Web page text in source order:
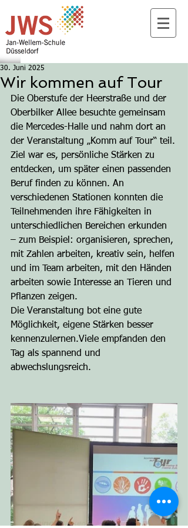
Wir kommen auf Tour
30. Juni 2025
Die Oberstufe der Heerstraße und der
Oberbilker Allee besuchte gemeinsam
die Mercedes-Halle und nahm dort an
der Veranstaltung „Komm auf Tour“ teil.
Ziel war es, persönliche Stärken zu
entdecken, um später einen passenden
Beruf finden zu können. An
verschiedenen Stationen konnten die
Teilnehmenden ihre Fähigkeiten in
unterschiedlichen Bereichen erkunden
– zum Beispiel: organisieren, sprechen,
mit Zahlen arbeiten, kreativ sein, helfen
und im Team arbeiten, mit den Händen
arbeiten sowie Interesse an Tieren und
Pflanzen zeigen.
Die Veranstaltung bot eine gute
Möglichkeit, eigene Stärken besser
kennenzulernen.Viele empfanden den
Tag als spannend und
abwechslungsreich.